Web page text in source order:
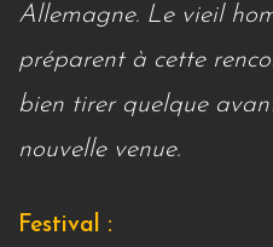
Allemagne. Le vieil
préparent à cette
bien tirer quelque
nouvelle venue.
Festival :